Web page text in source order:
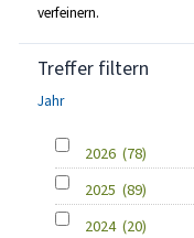
verfeinern.
Treffer filtern
Jahr
2026 (78)
2025 (89)
2024 (20)